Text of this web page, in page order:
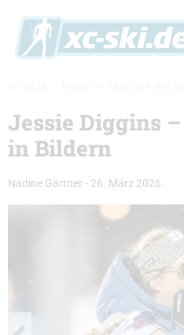
Jessie Diggins
in Bildern
Nadine Gärtner - 26. März 2026